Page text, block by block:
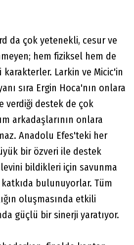
da çok yetenekli, cesur ve
hem fiziksel hem de
Larkin ve Micic'in
sıra Ergin Hoca'nın onlara
verdiği destek de çok
arkadaşlarının onlara
Anadolu Efes'teki her
bir özveri ile destek
bildikleri için savunma
bulunuyorlar. Tüm
oluşmasında etkili
güçlü bir sinerji yaratıyor.